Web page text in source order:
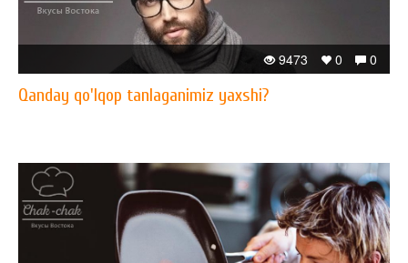
0
0
9473
Qanday qo'lqop tanlaganimiz yaxshi?